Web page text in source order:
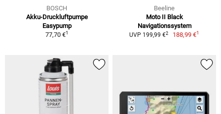
BOSCH
Akku-Druckluftpumpe
Easypump
77,70 €1
Beeline
Moto II Black
Navigationssystem
UVP 199,99 €2 188,99 €1